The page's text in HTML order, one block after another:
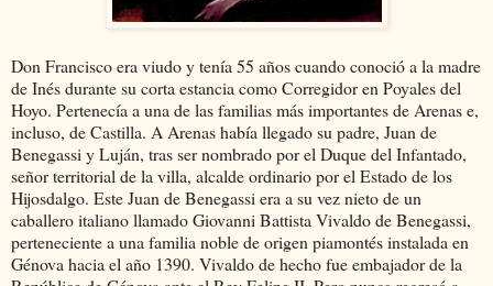
Don Francisco era viudo y tenía 55 años cuando conoció a la madre
de Inés durante su corta estancia como Corregidor en Poyales del
Hoyo. Pertenecía a una de las familias más importantes de Arenas e,
incluso, de Castilla. A Arenas había llegado su padre, Juan de
Benegassi y Luján, tras ser nombrado por el Duque del Infantado,
señor territorial de la villa, alcalde ordinario por el Estado de los
Hijosdalgo. Este Juan de Benegassi era a su vez nieto de un
caballero italiano llamado Giovanni Battista Vivaldo de Benegassi,
perteneciente a una familia noble de origen piamontés instalada en
Génova hacia el año 1390. Vivaldo de hecho fue embajador de la